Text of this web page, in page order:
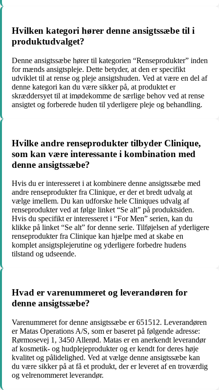
Hvilken kategori hører denne ansigtssæbe til i
produktudvalget?
Denne ansigtssæbe hører til kategorien “Renseprodukter” inden
for mænds ansigtspleje. Dette betyder, at den er specifikt
udviklet til at rense og pleje ansigtshuden. Ved at være en del af
denne kategori kan du være sikker på, at produktet er
skræddersyet til at imødekomme de særlige behov ved at rense
ansigtet og forberede huden til yderligere pleje og behandling.
Hvilke andre renseprodukter tilbyder Clinique,
som kan være interessante i kombination med
denne ansigtssæbe?
Hvis du er interesseret i at kombinere denne ansigtssæbe med
andre renseprodukter fra Clinique, er der et bredt udvalg at
vælge imellem. Du kan udforske hele Cliniques udvalg af
renseprodukter ved at følge linket “Se alt” på produktsiden.
Hvis du specifikt er interesseret i “For Men” serien, kan du
klikke på linket “Se alt” for denne serie. Tilføjelsen af yderligere
renseprodukter fra Clinique kan hjælpe med at skabe en
komplet ansigtsplejerutine og yderligere forbedre hudens
tilstand og udseende.
Hvad er varenummeret og leverandøren for
denne ansigtssæbe?
Varenummeret for denne ansigtssæbe er 651512. Leverandøren
er Matas Operations A/S, som er baseret på følgende adresse:
Rørmosevej 1, 3450 Allerød. Matas er en anerkendt leverandør
af kosmetik- og hudplejeprodukter og er kendt for deres høje
kvalitet og pålidelighed. Ved at vælge denne ansigtssæbe kan
du være sikker på at få et produkt, der er leveret af en troværdig
og velrenommeret leverandør.